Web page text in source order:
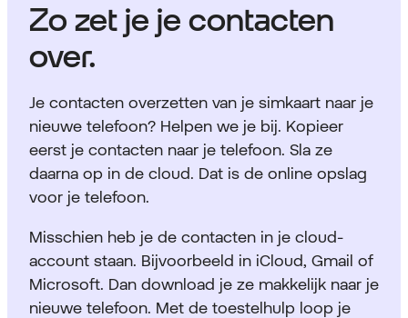
Zo zet je je contacten
over.
Je contacten overzetten van je simkaart naar je
nieuwe telefoon? Helpen we je bij. Kopieer
eerst je contacten naar je telefoon. Sla ze
daarna op in de cloud. Dat is de online opslag
voor je telefoon.
Misschien heb je de contacten in je cloud-
account staan. Bijvoorbeeld in iCloud, Gmail of
Microsoft. Dan download je ze makkelijk naar je
nieuwe telefoon. Met de toestelhulp loop je